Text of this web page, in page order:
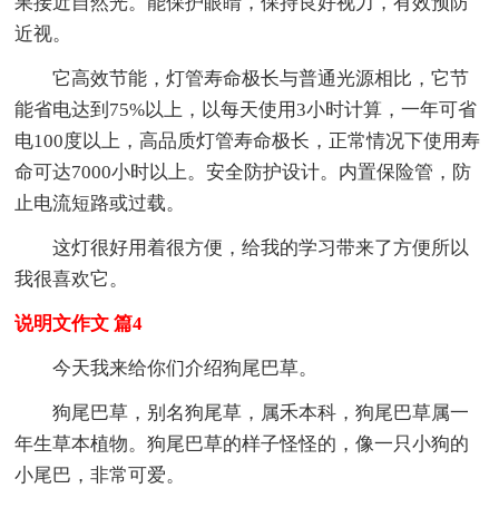
近视。
它高效节能，灯管寿命极长与普通光源相比，它节
能省电达到75%以上，以每天使用3小时计算，一年可省
电100度以上，高品质灯管寿命极长，正常情况下使用寿
命可达7000小时以上。安全防护设计。内置保险管，防
止电流短路或过载。
这灯很好用着很方便，给我的学习带来了方便所以
我很喜欢它。
说明文作文 篇4
今天我来给你们介绍狗尾巴草。
狗尾巴草，别名狗尾草，属禾本科，狗尾巴草属一
年生草本植物。狗尾巴草的样子怪怪的，像一只小狗的
小尾巴，非常可爱。